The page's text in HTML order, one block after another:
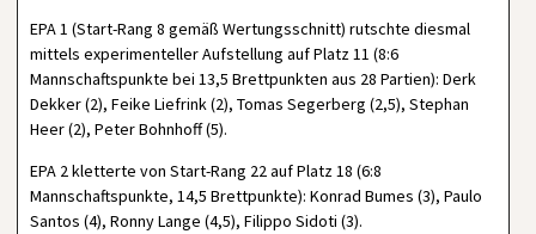
EPA 1 (Start-Rang 8 gemäß Wertungsschnitt) rutschte diesmal
mittels experimenteller Aufstellung auf Platz 11 (8:6
Mannschaftspunkte bei 13,5 Brettpunkten aus 28 Partien): Derk
Dekker (2), Feike Liefrink (2), Tomas Segerberg (2,5), Stephan
Heer (2), Peter Bohnhoff (5).
EPA 2 kletterte von Start-Rang 22 auf Platz 18 (6:8
Mannschaftspunkte, 14,5 Brettpunkte): Konrad Bumes (3), Paulo
Santos (4), Ronny Lange (4,5), Filippo Sidoti (3).